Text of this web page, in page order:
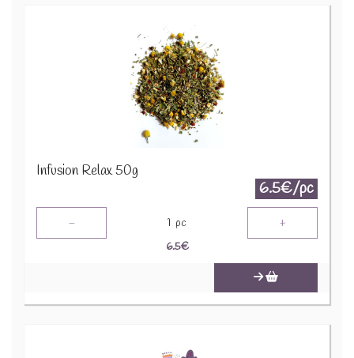
Infusion Relax 50g
6.5€/pc
- 1 pc +
6.5€